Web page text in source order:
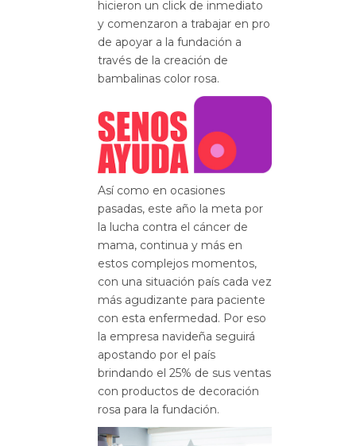
hicieron un click de inmediato
y comenzaron a trabajar en pro
de apoyar a la fundación a
través de la creación de
bambalinas color rosa.
Así como en ocasiones
pasadas, este año la meta por
la lucha contra el cáncer de
mama, continua y más en
estos complejos momentos,
con una situación país cada vez
más agudizante para paciente
con esta enfermedad. Por eso
la empresa navideña seguirá
apostando por el país
brindando el 25% de sus ventas
con productos de decoración
rosa para la fundación.